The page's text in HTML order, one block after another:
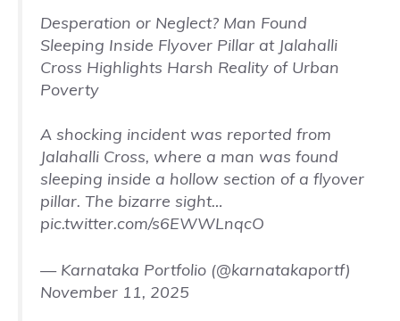
Desperation or Neglect? Man Found
Sleeping Inside Flyover Pillar at Jalahalli
Cross Highlights Harsh Reality of Urban
Poverty
A shocking incident was reported from
Jalahalli Cross, where a man was found
sleeping inside a hollow section of a flyover
pillar. The bizarre sight…
pic.twitter.com/s6EWWLnqcO
— Karnataka Portfolio (@karnatakaportf)
November 11, 2025